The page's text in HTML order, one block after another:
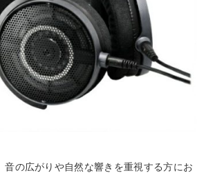
音の広がりや自然な響きを重視する方にお